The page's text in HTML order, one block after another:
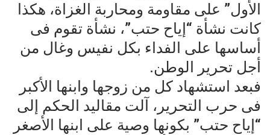
الأول” على مقاومة ومحاربة الغزاة، هكذا
كانت نشأة “إياح حتب”، نشأة تقوم فى
أساسها على الفداء بكل نفيس وغال من
أجل تحرير الوطن.
فبعد استشهاد كل من زوجها وابنها الأكبر
فى حرب التحرير، آلت مقاليد الحكم إلى
“إياح حتب” بكونها وصية على ابنها الأصغر